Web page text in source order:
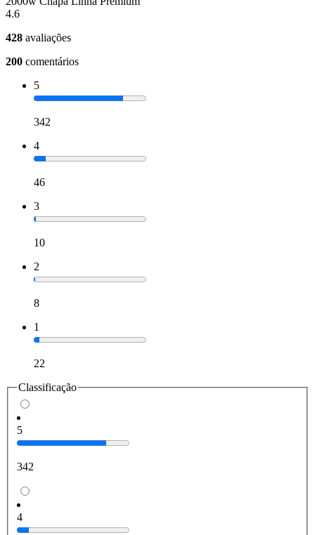
4.6
428 avaliações
200 comentários
5
342
4
46
3
10
2
8
1
22
Classificação
5
342
4